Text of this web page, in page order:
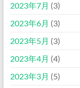
2023年7月 (3)
2023年6月 (3)
2023年5月 (3)
2023年4月 (4)
2023年3月 (5)